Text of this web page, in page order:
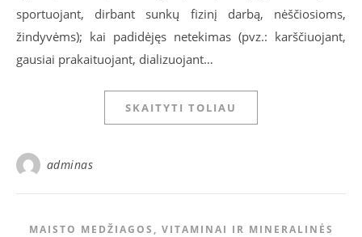
sportuojant, dirbant sunkų fizinį darbą, nėščiosioms,
žindyvėms); kai padidėjęs netekimas (pvz.: karščiuojant,
gausiai prakaituojant, dializuojant…
SKAITYTI TOLIAU
adminas
MAISTO MEDŽIAGOS, VITAMINAI IR MINERALINĖS